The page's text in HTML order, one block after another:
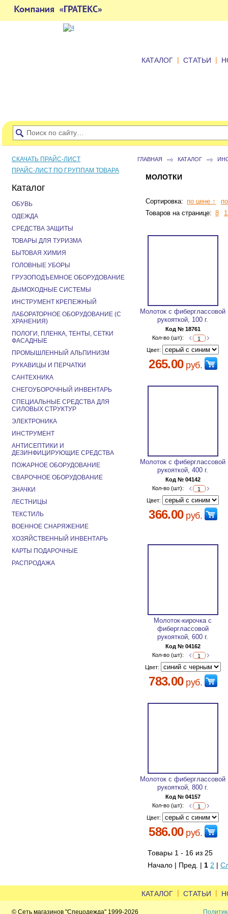
КАТАЛОГ | СТАТЬИ |
ГЛАВНАЯ КАТАЛОГ
МОЛОТКИ
Сортировка: по цене ↑
Товаров на странице: 8
Молоток с фиберглассовой
рукояткой, 100 г.
Код № 18761
Кол-во (шт):
Цвет:
265.00руб.
Молоток с фиберглассовой
рукояткой, 400 г.
Код № 04142
Кол-во (шт):
Цвет:
366.00руб.
Молоток-кирочка с
фиберглассовой
рукояткой, 600 г.
Код № 04162
Кол-во (шт):
Цвет:
783.00руб.
Молоток с фиберглассовой
рукояткой, 800 г.
Код № 04157
Кол-во (шт):
Цвет:
586.00руб.
Товары 1 - 16 из 25
Начало | Пред. | 1 2 |
СКАЧАТЬ ПРАЙС-ЛИСТ
ПРАЙС-ЛИСТ ПО ГРУППАМ ТОВАРА
Каталог
ОБУВЬ
ОДЕЖДА
СРЕДСТВА ЗАЩИТЫ
ТОВАРЫ ДЛЯ ТУРИЗМА
БЫТОВАЯ ХИМИЯ
ГОЛОВНЫЕ УБОРЫ
ГРУЗОПОДЪЕМНОЕ ОБОРУДОВАНИЕ
ДЫМОХОДНЫЕ СИСТЕМЫ
ИНСТРУМЕНТ КРЕПЕЖНЫЙ
ЛАБОРАТОРНОЕ ОБОРУДОВАНИЕ (С
ХРАНЕНИЯ)
ПОЛОГИ, ПЛЕНКА, ТЕНТЫ, СЕТКИ
ФАСАДНЫЕ
ПРОМЫШЛЕННЫЙ АЛЬПИНИЗМ
РУКАВИЦЫ И ПЕРЧАТКИ
САНТЕХНИКА
СНЕГОУБОРОЧНЫЙ ИНВЕНТАРЬ
СПЕЦИАЛЬНЫЕ СРЕДСТВА ДЛЯ
СИЛОВЫХ СТРУКТУР
ЭЛЕКТРОНИКА
ИНСТРУМЕНТ
АНТИСЕПТИКИ И
ДЕЗИНФИЦИРУЮЩИЕ СРЕДСТВА
ПОЖАРНОЕ ОБОРУДОВАНИЕ
СВАРОЧНОЕ ОБОРУДОВАНИЕ
ЗНАЧКИ
ЛЕСТНИЦЫ
ТЕКСТИЛЬ
ВОЕННОЕ СНАРЯЖЕНИЕ
ХОЗЯЙСТВЕННЫЙ ИНВЕНТАРЬ
КАРТЫ ПОДАРОЧНЫЕ
РАСПРОДАЖА
КАТАЛОГ | СТАТЬИ |
© Сеть магазинов "Спецодежда" 1999-2026